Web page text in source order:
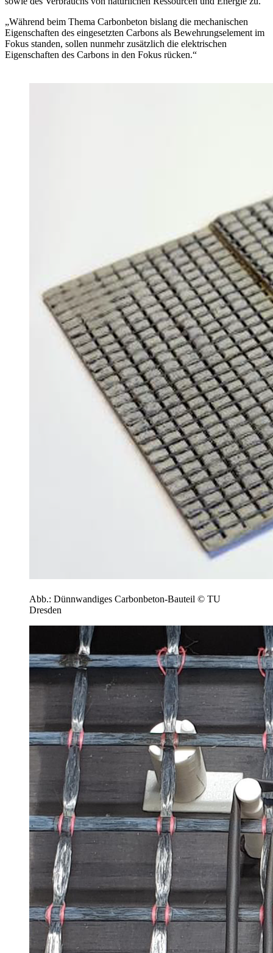
„Während beim Thema Carbonbeton bislang die mechanischen
Eigenschaften des eingesetzten Carbons als Bewehrungselement im
Fokus standen, sollen nunmehr zusätzlich die elektrischen
Eigenschaften des Carbons in den Fokus rücken.“
Abb.: Dünnwandiges Carbonbeton-Bauteil © TU
Dresden